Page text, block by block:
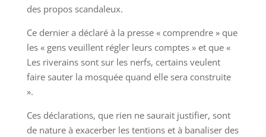
des propos scandaleux.
Ce dernier a déclaré à la presse « comprendre » que
les « gens veuillent régler leurs comptes » et que «
Les riverains sont sur les nerfs, certains veulent
faire sauter la mosquée quand elle sera construite
».
Ces déclarations, que rien ne saurait justifier, sont
de nature à exacerber les tentions et à banaliser des